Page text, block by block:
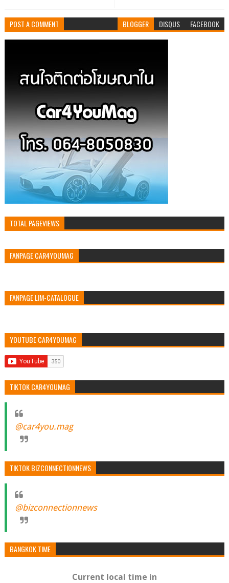
POST A COMMENT BLOGGER DISQUS FACEBOOK
TOTAL PAGEVIEWS
FANPAGE CAR4YOUMAG
FANPAGE LIM-CATALOGUE
YOUTUBE CAR4YOUMAG
TIKTOK CAR4YOUMAG
@car4you.mag
TIKTOK BIZCONNECTIONNEWS
@bizconnectionnews
BANGKOK TIME
Current local time in